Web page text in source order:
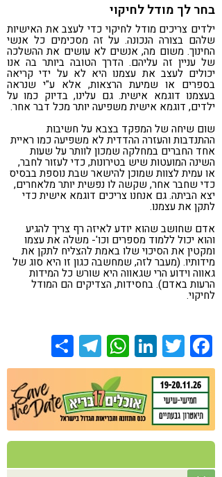
בחר לך מודל לחיקוי
ילדים צריכים מודל לחיקוי כדי לעצב את האישיות
שלהם בצורה הנכונה. על זה מסכימים כל אנשי
החינוך. משום מה, אנשים לא עושים את ההשלכה
של עניין זה עליהם. הדרך הטובה ביותר בה אנו
יכולים לעצב את עצמנו היא לא על ידי קריאה
בספרים או שמיעת הרצאות, אלא ע"י שנראה
בעצמנו דוגמא אישית. גם עלינו, בדיוק כמו על
ילדים, דוגמא אישית משפיעה יותר מכל דבר אחר.
שום שיחה של המפקד בצבא על חשיבות
ההתנדבות והעזרה ההדדית לא משפיעה כמו ראיית
אחד החברים במחלקה שמכון לוותר על שעות
השינה המועטות שיש בטירונות, כדי לעזור לחבר,
או עמית לצוות שמוכן להישאר שבת נוספת בבסיס
כדי שחבר אחר, שקשה לו נפשית יותר מלאחרים,
יצא הביתה. גם אנחנו צריכים דוגמא אישית כדי
לתקן את עצמנו.
אדם שחושב שהוא יודע לאיזה רף צריך להגיע
והוא יכול ללמוד מספרים וכו'- משלה את עצמו
ומקטין את הסיכוי שלו באמת להצליח לתקן את
מידותיו. (מעבר לזה, שמחשבה כגון זו היא סוג של
גאווה וידוע הרי שגאווה היא שורש כל המידות
הרעות באדם). בחסידות, הצדיקים הם המודל
לחיקוי.
Facebook
Twitter
LinkedIn
WhatsApp
Telegram